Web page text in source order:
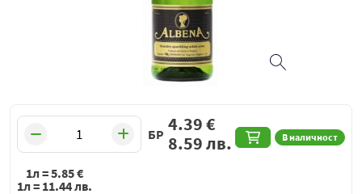
БР В наличност
4.39€
8.59лв.
1л =5.85€
1л = 11.44лв.